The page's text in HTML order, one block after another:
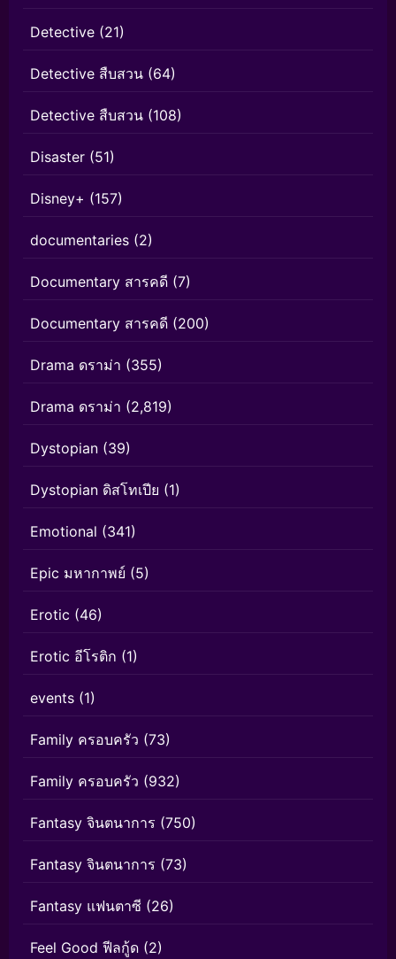
Detective (21)
Detective สืบสวน (64)
Detective สืบสวน (108)
Disaster (51)
Disney+ (157)
documentaries (2)
Documentary สารคดี (7)
Documentary สารคดี (200)
Drama ดราม่า (355)
Drama ดราม่า (2,819)
Dystopian (39)
Dystopian ดิสโทเปีย (1)
Emotional (341)
Epic มหากาพย์ (5)
Erotic (46)
Erotic อีโรติก (1)
events (1)
Family ครอบครัว (73)
Family ครอบครัว (932)
Fantasy จินตนาการ (750)
Fantasy จินตนาการ (73)
Fantasy แฟนตาซี (26)
Feel Good ฟีลกู้ด (2)